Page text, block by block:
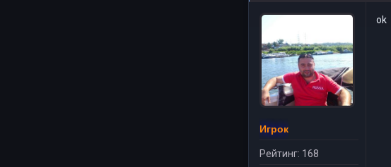
Игрок
Рейтинг: 168
ok